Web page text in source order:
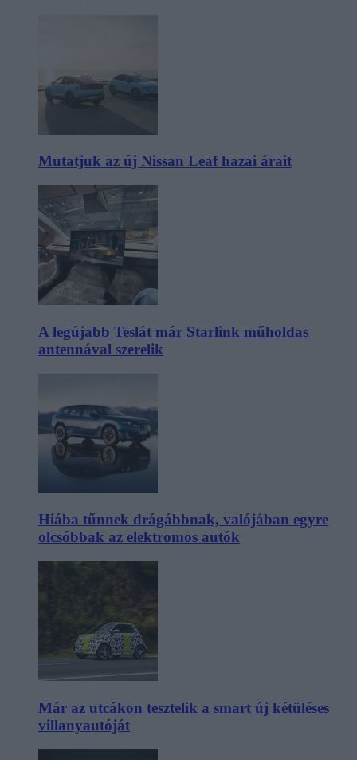
Mutatjuk az új Nissan Leaf hazai árait
A legújabb Teslát már Starlink műholdas
antennával szerelik
Hiába tűnnek drágábbnak, valójában egyre
olcsóbbak az elektromos autók
Már az utcákon tesztelik a smart új kétüléses
villanyautóját